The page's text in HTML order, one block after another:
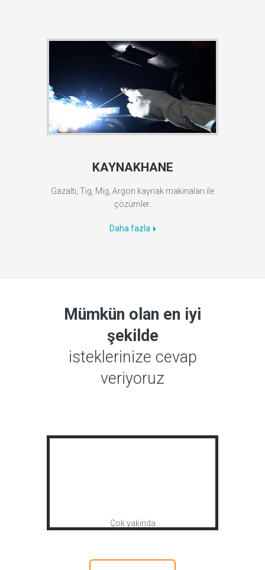
KAYNAKHANE
Gazaltı, Tig, Mig, Argon kaynak makinaları ile
çözümler.
Daha fazla
Mümkün olan en iyi
şekilde
isteklerinize cevap
veriyoruz
Çok yakında